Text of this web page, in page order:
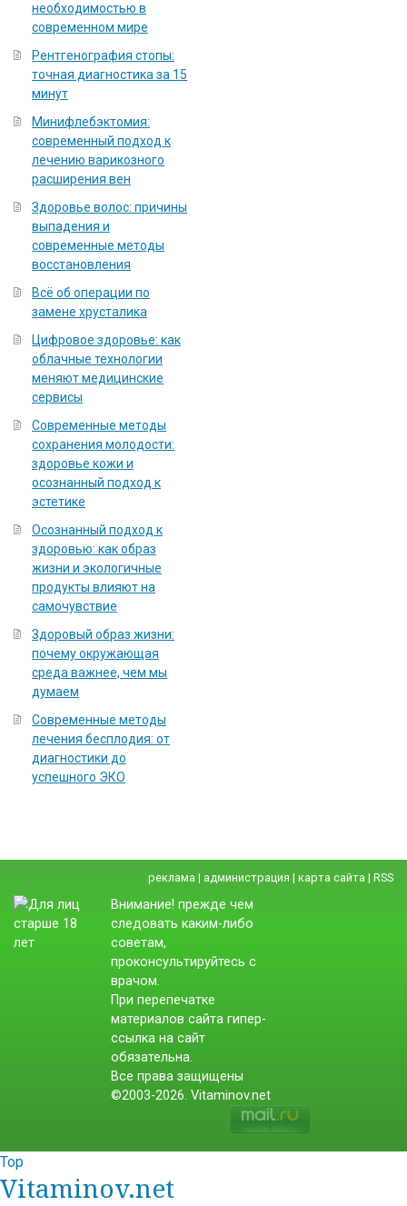
необходимостью в
современном мире
Рентгенография стопы:
точная диагностика за 15
минут
Минифлебэктомия:
современный подход к
лечению варикозного
расширения вен
Здоровье волос: причины
выпадения и
современные методы
восстановления
Всё об операции по
замене хрусталика
Цифровое здоровье: как
облачные технологии
меняют медицинские
сервисы
Современные методы
сохранения молодости:
здоровье кожи и
осознанный подход к
эстетике
Осознанный подход к
здоровью: как образ
жизни и экологичные
продукты влияют на
самочувствие
Здоровый образ жизни:
почему окружающая
среда важнее, чем мы
думаем
Современные методы
лечения бесплодия: от
диагностики до
успешного ЭКО
реклама | администрация | карта сайта | RSS
Внимание! прежде чем
следовать каким-либо
советам,
проконсультируйтесь с
врачом.
При перепечатке
материалов сайта гипер-
ссылка на сайт
обязательна.
Все права защищены
©2003-2026. Vitaminov.net
Top
Vitaminov.net